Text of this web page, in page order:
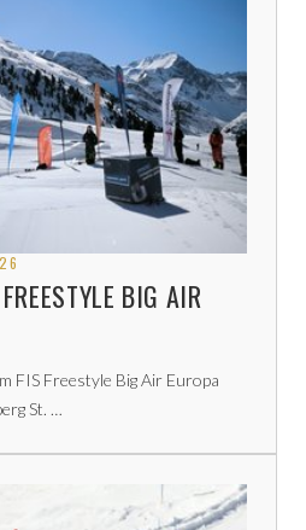
BIG AIR
FIS Freestyle Big Air Europa
St. …